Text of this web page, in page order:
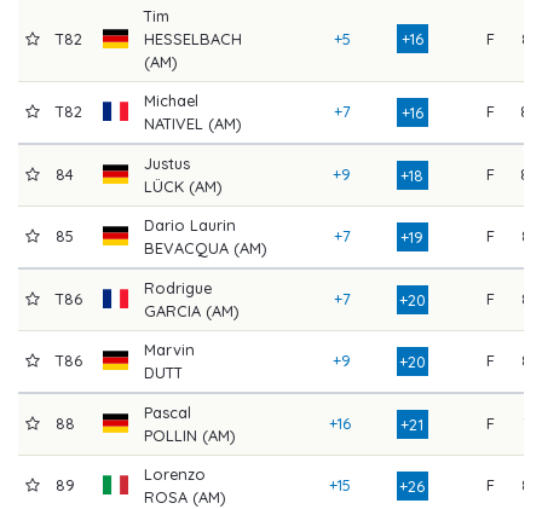
T82
Tim
HESSELBACH
(AM)
+5 +16 F 82
T82
Michael
NATIVEL (AM)
+7 +16 F 80
84
Justus
LÜCK (AM)
+9 +18 F 80
85
Dario Laurin
BEVACQUA (AM)
+7 +19 F 83
T86
Rodrigue
GARCIA (AM)
+7 +20 F 84
T86
Marvin
DUTT
+9 +20 F 82
88
Pascal
POLLIN (AM)
+16 +21 F 76
89
Lorenzo
ROSA (AM)
+15 +26 F 82